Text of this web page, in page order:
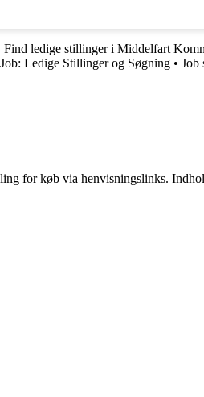
Find ledige stillinger i Middelfart
Ledige Stillinger og Søgning • Job
for køb via henvisningslinks.